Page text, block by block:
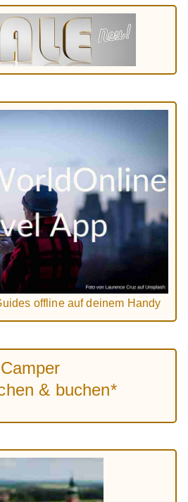
offline auf deinem Handy
Camper
& buchen*